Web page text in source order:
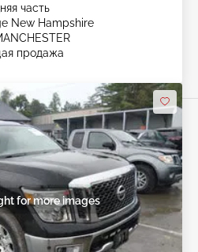
часть
New Hampshire
продажа
for more images